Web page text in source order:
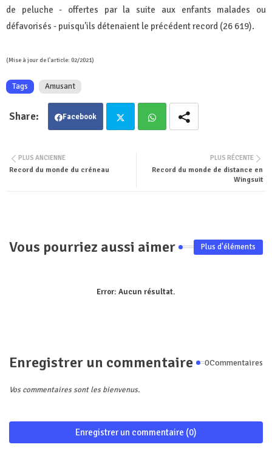
de peluche - offertes par la suite aux enfants malades ou
défavorisés - puisqu'ils détenaient le précédent record (26 619).
(Mise à jour de l'article: 02/2021)
Tags Amusant
Facebook
tsa
PLUS RÉCENTE
Record du monde de distance en
Wingsuit
PLUS ANCIENNE
Record du monde du créneau
Vous pourriez aussi aimer Plus d'éléments
Error: Aucun résultat.
Enregistrer un commentaire 0Commentaires
Vos commentaires sont les bienvenus.
Enregistrer un commentaire (0)